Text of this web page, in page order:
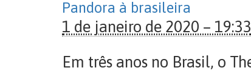
Pandora à brasileira
1 de janeiro de 2020 – 19:33
Em três anos no Brasil, o